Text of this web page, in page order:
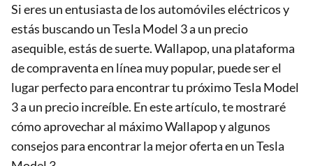
Si eres un entusiasta de los automóviles eléctricos y
estás buscando un Tesla Model 3 a un precio
asequible, estás de suerte. Wallapop, una plataforma
de compraventa en línea muy popular, puede ser el
lugar perfecto para encontrar tu próximo Tesla Model
3 a un precio increíble. En este artículo, te mostraré
cómo aprovechar al máximo Wallapop y algunos
consejos para encontrar la mejor oferta en un Tesla